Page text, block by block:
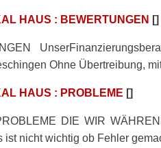
HAUS : BEWERTUNGEN []
Ohne Übertreibung,
HAUS : PROBLEME []
DIE WIR
ist nicht wichtig ob Fehler